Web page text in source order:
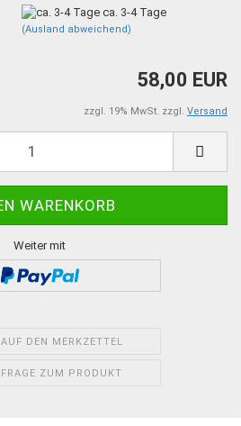
ca. 3-4 Tage
(Ausland abweichend)
58,00 EUR
zzgl. 19% MwSt. zzgl. Versand
Weiter mit
AUF DEN MERKZETTEL
FRAGE ZUM PRODUKT